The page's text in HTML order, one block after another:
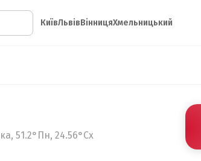
КиївЛьвівВінницяХмельницький
51.2°Пн, 24.56°Сх